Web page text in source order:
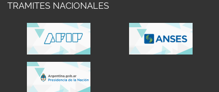
TRAMITES NACIONALES